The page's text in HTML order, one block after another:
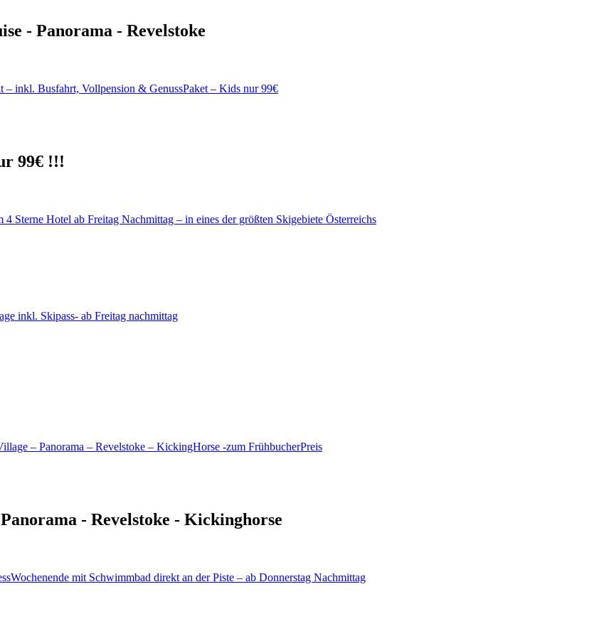
- Panorama - Revelstoke
99€ !!!
- Revelstoke - Kickinghorse